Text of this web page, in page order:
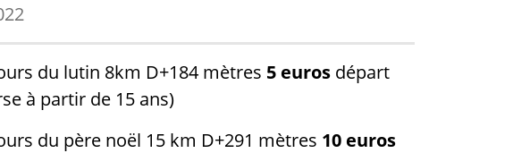
du lutin 8km D+184 mètres 5 eurosdépart
à partir de 15 ans)
du père noël 15 km D+291 mètres 10 euros